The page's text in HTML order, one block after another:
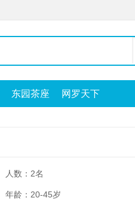
东园茶座 网罗天下
人数：2名
年龄：20-45岁